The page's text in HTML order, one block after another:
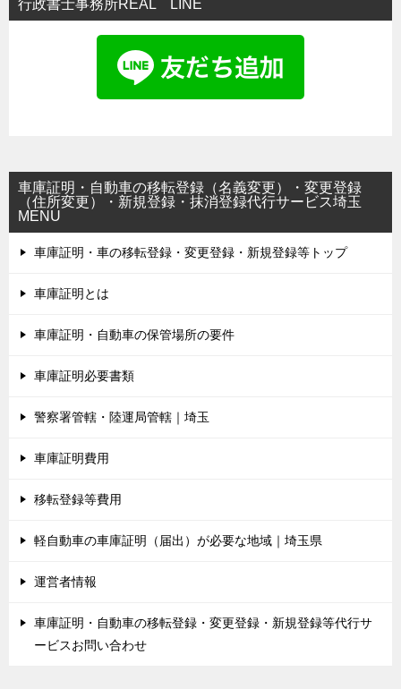
行政書士事務所REAL LINE
車庫証明・自動車の移転登録（名義変更）・変更登録
（住所変更）・新規登録・抹消登録代行サービス埼玉
MENU
車庫証明・車の移転登録・変更登録・新規登録等トップ
車庫証明とは
車庫証明・自動車の保管場所の要件
車庫証明必要書類
警察署管轄・陸運局管轄｜埼玉
車庫証明費用
移転登録等費用
軽自動車の車庫証明（届出）が必要な地域｜埼玉県
運営者情報
車庫証明・自動車の移転登録・変更登録・新規登録等代行サ
ービスお問い合わせ